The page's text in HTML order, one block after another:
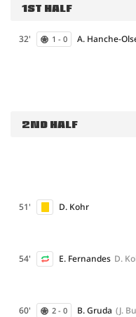
1ST HALF
32' 1 - 0 A. Hanche-
2ND HALF
51' D. Kohr
54' E. Fernandes D.
60' 2 - 0 B. Gruda (J.